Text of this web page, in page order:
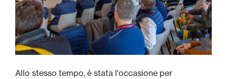
Allo stesso tempo, è stata l'occasione per